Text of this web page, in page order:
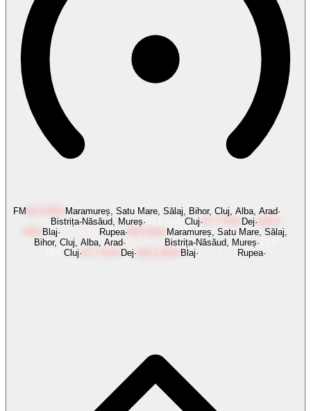
FM Maramureș, Satu Mare, Sălaj, Bihor, Cluj, Alba, Arad·
Bistrița-Năsăud, Mureș· Cluj· Dej·
Blaj· Rupea·
Maramureș, Satu Mare, Sălaj,
Bihor, Cluj, Alba, Arad· Bistrița-Năsăud, Mureș·
Cluj· Dej· Blaj· Rupea·